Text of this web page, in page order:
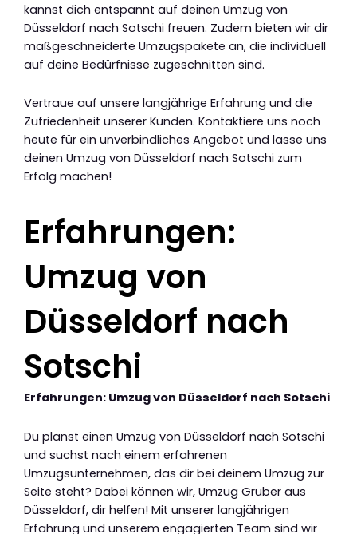
kannst dich entspannt auf deinen Umzug von
Düsseldorf nach Sotschi freuen. Zudem bieten wir dir
maßgeschneiderte Umzugspakete an, die individuell
auf deine Bedürfnisse zugeschnitten sind.
Vertraue auf unsere langjährige Erfahrung und die
Zufriedenheit unserer Kunden. Kontaktiere uns noch
heute für ein unverbindliches Angebot und lasse uns
deinen Umzug von Düsseldorf nach Sotschi zum
Erfolg machen!
Erfahrungen:
Umzug von
Düsseldorf nach
Sotschi
Erfahrungen: Umzug von Düsseldorf nach Sotschi
Du planst einen Umzug von Düsseldorf nach Sotschi
und suchst nach einem erfahrenen
Umzugsunternehmen, das dir bei deinem Umzug zur
Seite steht? Dabei können wir, Umzug Gruber aus
Düsseldorf, dir helfen! Mit unserer langjährigen
Erfahrung und unserem engagierten Team sind wir